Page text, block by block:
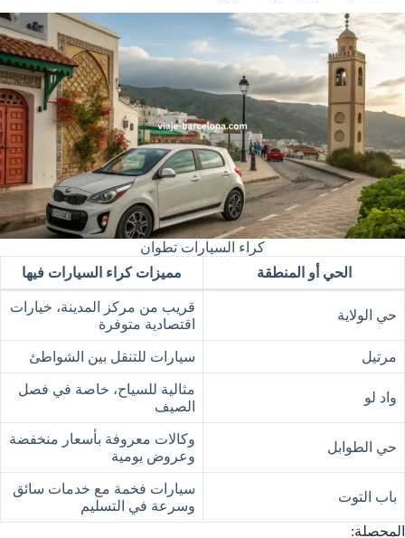
كراء السيارات تطوان
الحي أو المنطقة
مميزات كراء السيارات فيها
حي الولاية
قريب من مركز المدينة، خيارات
اقتصادية متوفرة
مرتيل سيارات للتنقل بين الشواطئ
واد لو
مثالية للسياح، خاصة في فصل
الصيف
حي الطوابل
وكالات معروفة بأسعار منخفضة
وعروض يومية
باب التوت
سيارات فخمة مع خدمات سائق
وسرعة في التسليم
المحصلة: